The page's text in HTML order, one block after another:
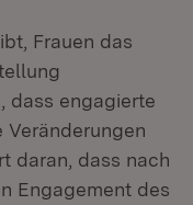
Frauen das
dass engagierte
Veränderungen
daran, dass nach
Engagement des